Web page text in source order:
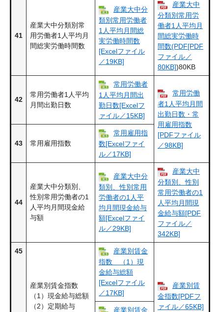
41
産業大中分類別常
用労働者1人平均月
間総実労働時間数
産業大中分
類別常用労働者
1人平均月間総
実労働時間数
[Excelファイル
／19KB]
産業大中
分類別常用労
働者1人平均月
間総実労働時
間数(PDF[PDF
ファイル／
80KB])80KB
42
常用労働者1人平均
月間出勤日数
常用労働者
1人平均月間出
勤日数[Excelフ
ァイル／15KB]
常用労働
者1人平均月間
出勤日数・常
用雇用指数
[PDFファイル
／98KB]
43 常用雇用指数
常用雇用指
数[Excelファイ
ル／17KB]
44
産業大中分類別、
性別常用労働者の1
人平均月間現金給
与額
産業大中分
類別、性別常用
労働者の1人平
均月間現金給与
額[Excelファイ
ル／29KB]
産業大中
分類別、性別
常用労働者の1
人平均月間現
金給与額[PDF
ファイル／
342KB]
45
産業別賃金指数
（1）現金給与総額
（2）定期給与
産業別賃金
指数 （1）現
金給与総額
[Excelファイル
／17KB]
産業別賃
金指数[PDFフ
ァイル／65KB]
産業別賃金